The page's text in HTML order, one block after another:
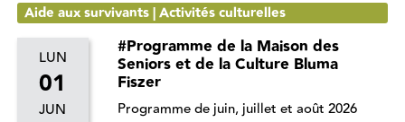
LUN
01
JUN
Aide aux survivants | Activités culturelles
#Programme de la Maison des
Seniors et de la Culture Bluma
Fiszer
Programme de juin, juillet et août 2026